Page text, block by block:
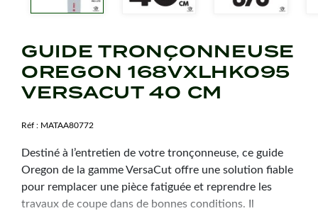
GUIDE TRONÇONNEUSE
OREGON 168VXLHK095
VERSACUT 40 CM
Réf : MATAA80772
Destiné à l’entretien de votre tronçonneuse, ce guide
Oregon de la gamme VersaCut offre une solution fiable
pour remplacer une pièce fatiguée et reprendre les
travaux de coupe dans de bonnes conditions. Il